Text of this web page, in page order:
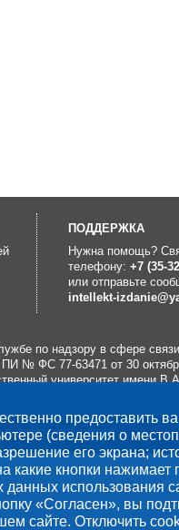
ПOДДЕРЖКА
Нужна помощь?
телефону: +7 (35-
или отправьте
intellekt-
по надзору в сфере
№ ФС 77-63471 от 30
университет имени
ЦИТ ОГУ, 2017–2026
предоставить
(сведения о
его экрана;
какие кнопки
данных использования
«Согласен», вы
сайте. Отключить